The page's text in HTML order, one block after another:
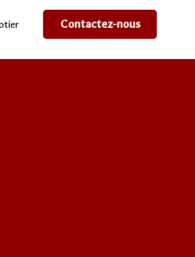
Contactez-nous